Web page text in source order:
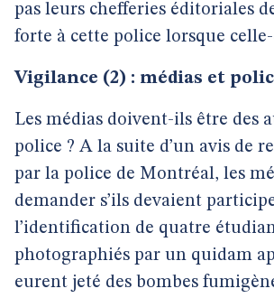
pas leurs chefferies éditoriales
forte à cette police lorsque
Vigilance (2) : médias et
Les médias doivent-ils être des
police ? A la suite d’un avis de
par la police de Montréal, les
demander s’ils devaient
l’identification de quatre
photographiés par un quidam
eurent jeté des bombes